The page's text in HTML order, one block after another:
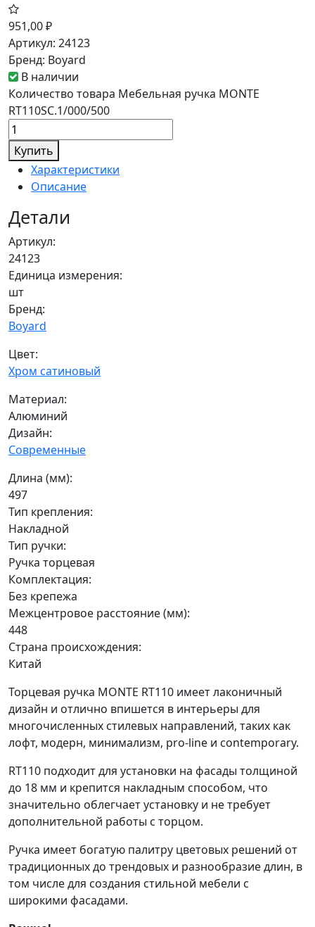
951,00₽
Артикул: 24123
Бренд: Boyard
В наличии
Количество товара Мебельная ручка MONTE
RT110SC.1/000/500
Купить
Характеристики
Описание
Детали
Артикул:
24123
Единица измерения:
шт
Бренд:
Boyard
Цвет:
Хром сатиновый
Материал:
Алюминий
Дизайн:
Современные
Длина (мм):
497
Тип крепления:
Накладной
Тип ручки:
Ручка торцевая
Комплектация:
Без крепежа
Межцентровое расстояние (мм):
448
Страна происхождения:
Китай
Торцевая ручка MONTE RT110 имеет лаконичный
дизайн и отлично впишется в интерьеры для
многочисленных стилевых направлений, таких как
лофт, модерн, минимализм, pro-line и contemporary.
RT110 подходит для установки на фасады толщиной
до 18 мм и крепится накладным способом, что
значительно облегчает установку и не требует
дополнительной работы с торцом.
Ручка имеет богатую палитру цветовых решений от
традиционных до трендовых и разнообразие длин, в
том числе для создания стильной мебели с
широкими фасадами.